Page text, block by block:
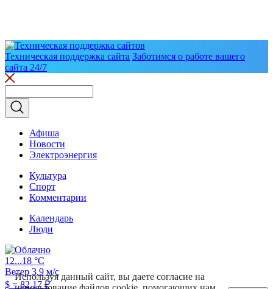
Техническая поддержка сайта Заботимся о работе вашего
сайта 24/7
Афиша
Новости
Электроэнергия
Культура
Спорт
Комментарии
Календарь
Люди
12...18 °C
Ветер 3.9 м/с
$ = 82.17 ₽
Используя данный сайт, вы даете согласие на